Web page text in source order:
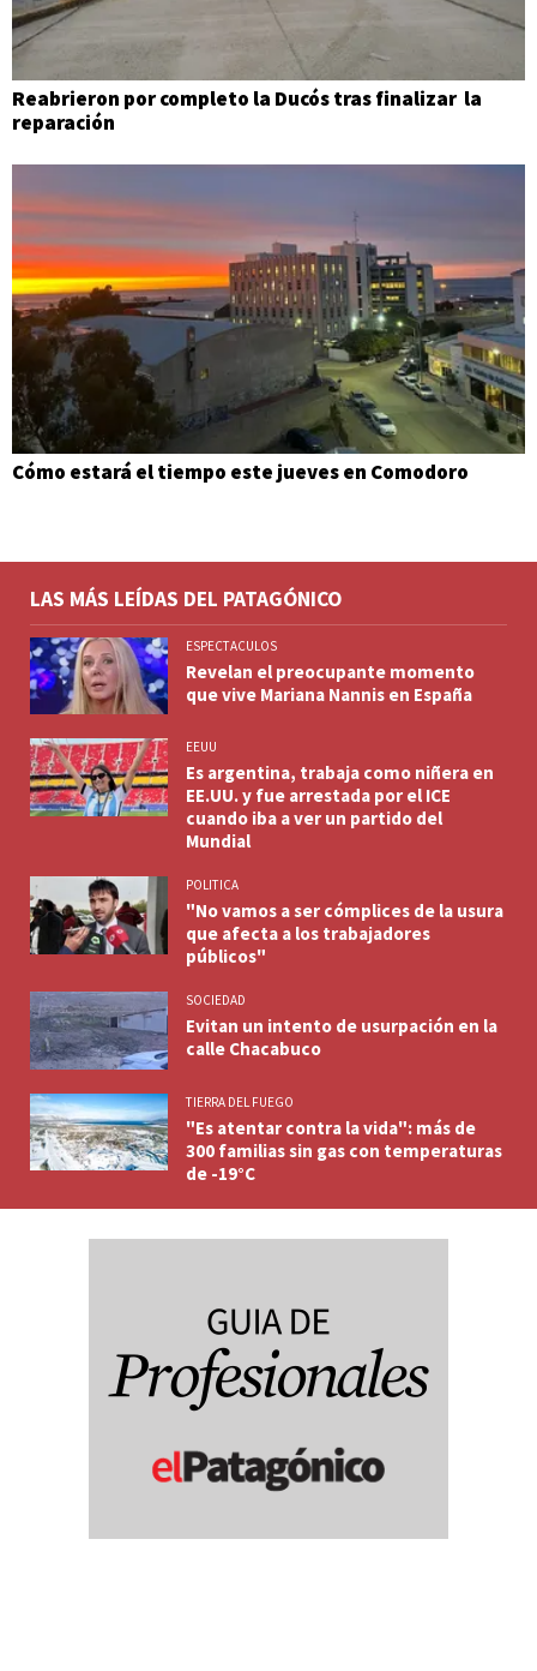
Reabrieron por completo la Ducós tras finalizar la
reparación
Cómo estará el tiempo este jueves en Comodoro
LAS MÁS LEÍDAS DEL PATAGÓNICO
ESPECTACULOS
Revelan el preocupante momento
que vive Mariana Nannis en España
EEUU
Es argentina, trabaja como niñera en
EE.UU. y fue arrestada por el ICE
cuando iba a ver un partido del
Mundial
POLITICA
"No vamos a ser cómplices de la usura
que afecta a los trabajadores
públicos"
SOCIEDAD
Evitan un intento de usurpación en la
calle Chacabuco
TIERRA DEL FUEGO
"Es atentar contra la vida": más de
300 familias sin gas con temperaturas
de -19°C